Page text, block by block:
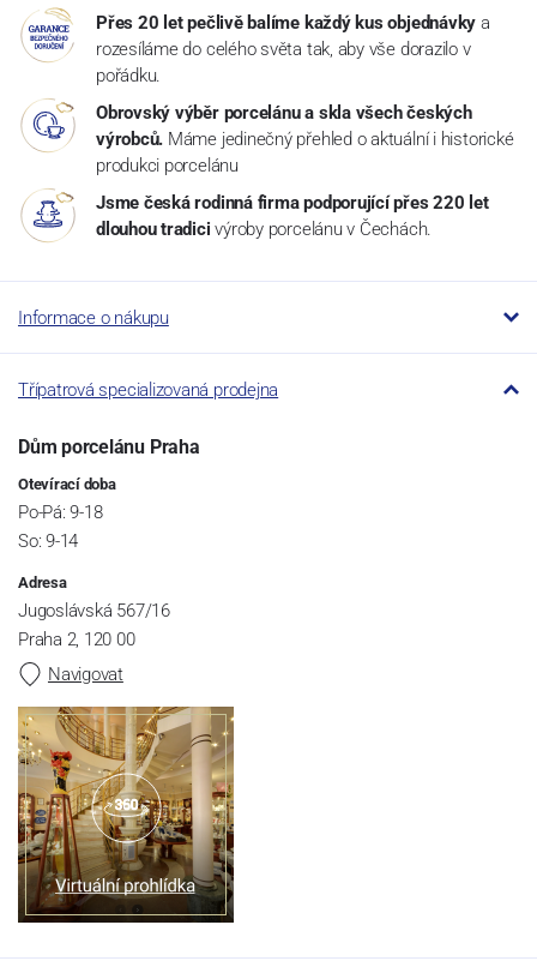
Přes 20 let pečlivě balíme každý kus objednávky a
rozesíláme do celého světa tak, aby vše dorazilo v
pořádku.
Obrovský výběr porcelánu a skla všech českých
výrobců. Máme jedinečný přehled o aktuální i historické
produkci porcelánu
Jsme česká rodinná firma podporující přes 220 let
dlouhou tradici výroby porcelánu v Čechách.
Informace o nákupu
Třípatrová specializovaná prodejna
Dům porcelánu Praha
Otevírací doba
Po-Pá: 9-18
So: 9-14
Adresa
Jugoslávská 567/16
Praha 2, 120 00
Navigovat